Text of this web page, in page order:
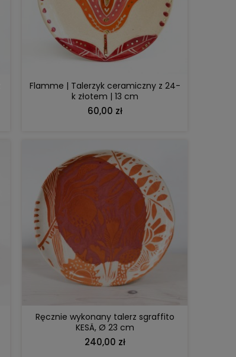
Flamme | Talerzyk ceramiczny z 24-
k złotem | 13 cm
60,00 zł
DO KOSZYKA
Ręcznie wykonany talerz sgraffito
KESÄ, Ø 23 cm
240,00 zł